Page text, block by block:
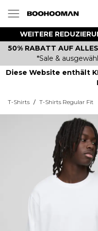
WEITERE
50% RABATT AUF
*Sale &
Diese Website enthält
T-Shirts / T-Shirts Regular Fit